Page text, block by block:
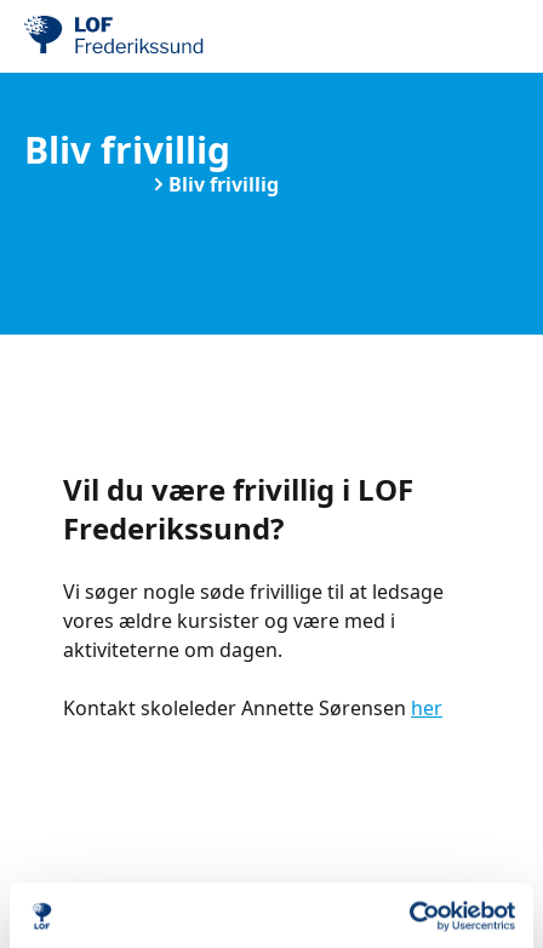
Bliv frivillig
Bliv frivillig
Vil du være frivillig i LOF
Frederikssund?
Vi søger nogle søde frivillige til at ledsage
vores ældre kursister og være med i
aktiviteterne om dagen.
Kontakt skoleleder Annette Sørensen her